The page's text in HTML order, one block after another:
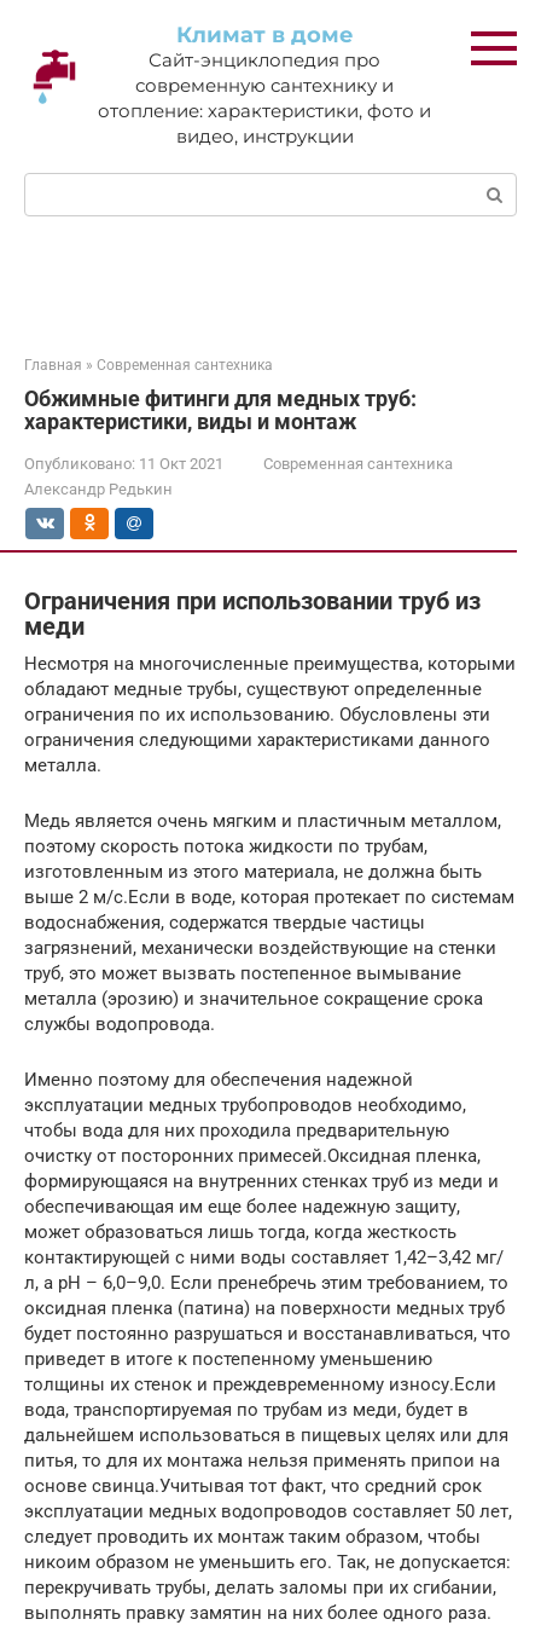
контенту
Климат в доме
Сайт-энциклопедия про
современную сантехнику и
отопление: характеристики, фото и
видео, инструкции
Поиск:
Главная » Современная сантехника
Обжимные фитинги для медных труб:
характеристики, виды и монтаж
Опубликовано: 11 Окт 2021
Современная сантехника
Александр Редькин
Ограничения при использовании труб из
меди
Несмотря на многочисленные преимущества, которыми
обладают медные трубы, существуют определенные
ограничения по их использованию. Обусловлены эти
ограничения следующими характеристиками данного
металла.
Медь является очень мягким и пластичным металлом,
поэтому скорость потока жидкости по трубам,
изготовленным из этого материала, не должна быть
выше 2 м/с.Если в воде, которая протекает по системам
водоснабжения, содержатся твердые частицы
загрязнений, механически воздействующие на стенки
труб, это может вызвать постепенное вымывание
металла (эрозию) и значительное сокращение срока
службы водопровода.
Именно поэтому для обеспечения надежной
эксплуатации медных трубопроводов необходимо,
чтобы вода для них проходила предварительную
очистку от посторонних примесей.Оксидная пленка,
формирующаяся на внутренних стенках труб из меди и
обеспечивающая им еще более надежную защиту,
может образоваться лишь тогда, когда жесткость
контактирующей с ними воды составляет 1,42–3,42 мг/
л, а рН – 6,0–9,0. Если пренебречь этим требованием, то
оксидная пленка (патина) на поверхности медных труб
будет постоянно разрушаться и восстанавливаться, что
приведет в итоге к постепенному уменьшению
толщины их стенок и преждевременному износу.Если
вода, транспортируемая по трубам из меди, будет в
дальнейшем использоваться в пищевых целях или для
питья, то для их монтажа нельзя применять припои на
основе свинца.Учитывая тот факт, что средний срок
эксплуатации медных водопроводов составляет 50 лет,
следует проводить их монтаж таким образом, чтобы
никоим образом не уменьшить его. Так, не допускается:
перекручивать трубы, делать заломы при их сгибании,
выполнять правку замятин на них более одного раза.